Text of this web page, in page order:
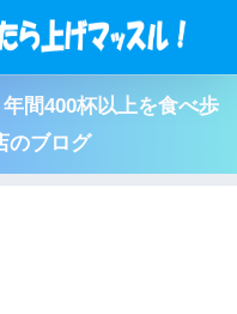
間400杯以上を食べ歩
のブログ